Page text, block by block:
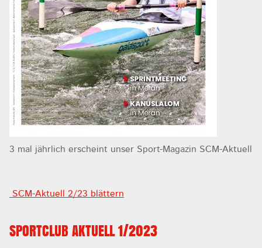
3 mal jährlich erscheint unser Sport-Magazin SCM-Aktuell
SCM-Aktuell 2/23 blättern
SPORTCLUB AKTUELL 1/2023